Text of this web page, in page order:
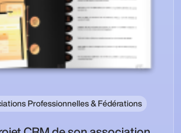
Professionnelles & Fédérations